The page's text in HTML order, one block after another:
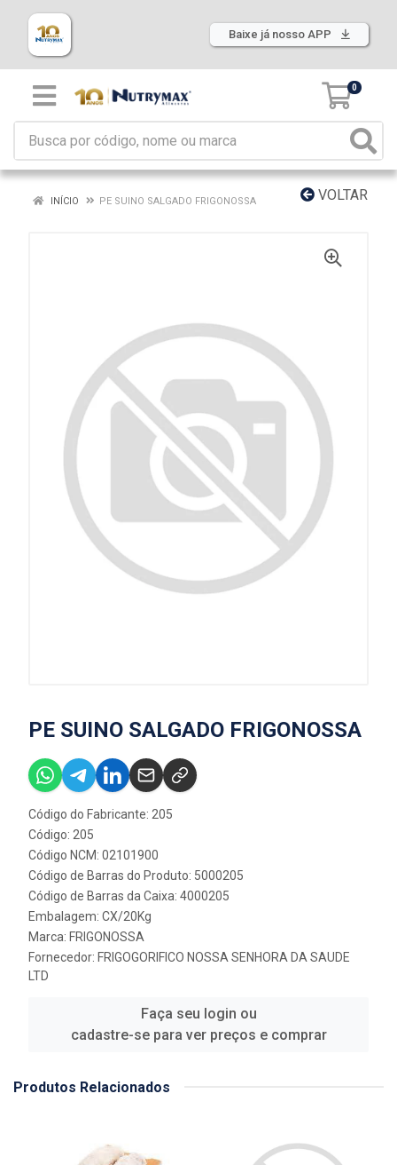
Baixe já nosso APP
0
VOLTAR
INÍCIO PE SUINO SALGADO FRIGONOSSA
PE SUINO SALGADO FRIGONOSSA
Código do Fabricante: 205
Código: 205
Código NCM: 02101900
Código de Barras do Produto: 5000205
Código de Barras da Caixa: 4000205
Embalagem: CX/20Kg
Marca: FRIGONOSSA
Fornecedor: FRIGOGORIFICO NOSSA SENHORA DA SAUDE
LTD
Faça seu login ou
cadastre-se para ver preços e comprar
Produtos Relacionados